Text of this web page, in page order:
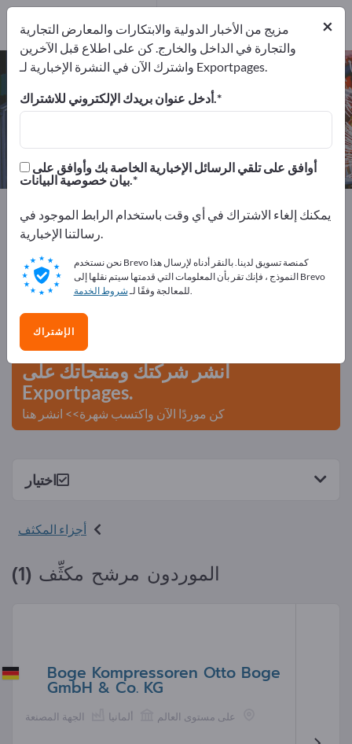
مرشح مكثِّف – اعثر على الشركات
المصنعة والموردين
1
1
Exportpages
آلات ومعدات
أنظمة الهيدروليك وضغط الهواء
الضواغط
أعلن مجانًا على Exportpages!
الاحتياجات – العروض – السلع المستعملة – جهات الاتصال
التجارية >> ابدأ من هنا
انشر شركتك ومنتجاتك على
Exportpages.
كن موردًا الآن واكتسب شهرة>> انشر هنا
اختيار
أجزاء المكثف
الموردون مرشح مكثِّف (1)
Boge Kompressoren Otto Boge
GmbH & Co. KG
الجهة المصنعة ألمانيا على مستوى العالم
×
مزيج من الأخبار الدولية والابتكارات والمعارض التجارية
والتجارة في الداخل والخارج. كن على اطلاع قبل الآخرين
واشترك الآن في النشرة الإخبارية لـ Exportpages.
أدخل عنوان بريدك الإلكتروني للاشتراك.
بيان خصوصية البيانات.
يمكنك إلغاء الاشتراك في أي وقت باستخدام الرابط الموجود في
رسالتنا الإخبارية.
نحن نستخدم Brevo كمنصة تسويق لدينا. بالنقر أدناه لإرسال هذا
النموذج ، فإنك تقر بأن المعلومات التي قدمتها سيتم نقلها إلى Brevo
للمعالجة وفقًا لـشروط الخدمة .
الإشتراك